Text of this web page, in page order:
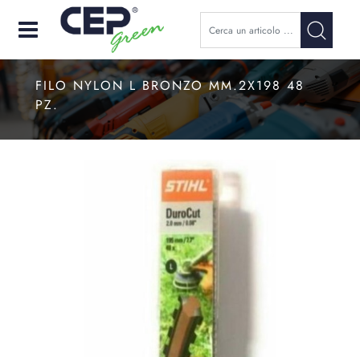
Open
FILO NYLON L BRONZO MM.2X198 48
PZ.